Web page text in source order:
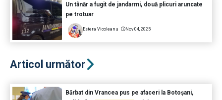
Un tânăr a fugit de jandarmi, două plicuri aruncate
pe trotuar
Estera Vicoleanu Nov 04, 2025
Articol următor
Bărbat din Vrancea pus pe afaceri la Botoșani,